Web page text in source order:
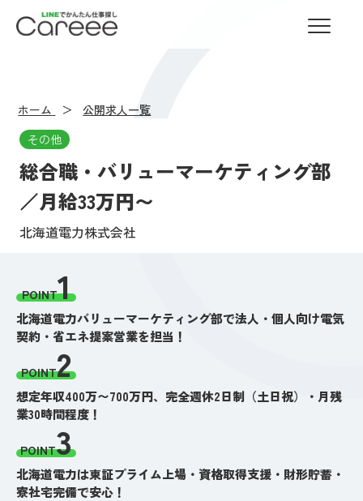
LINEでかんたん仕事探し Careee
ホーム
公開求人一覧
その他
総合職・バリューマーケティング部
／月給33万円〜
北海道電力株式会社
POINT1
北海道電力バリューマーケティング部で法人・個人向け電気
契約・省エネ提案営業を担当！
POINT2
想定年収400万〜700万円、完全週休2日制（土日祝）・月残
業30時間程度！
POINT3
北海道電力は東証プライム上場・資格取得支援・財形貯蓄・
寮社宅完備で安心！